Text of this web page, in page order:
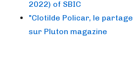
2022) of SBIC
"Clotilde Policar, le
sur Pluton magazine